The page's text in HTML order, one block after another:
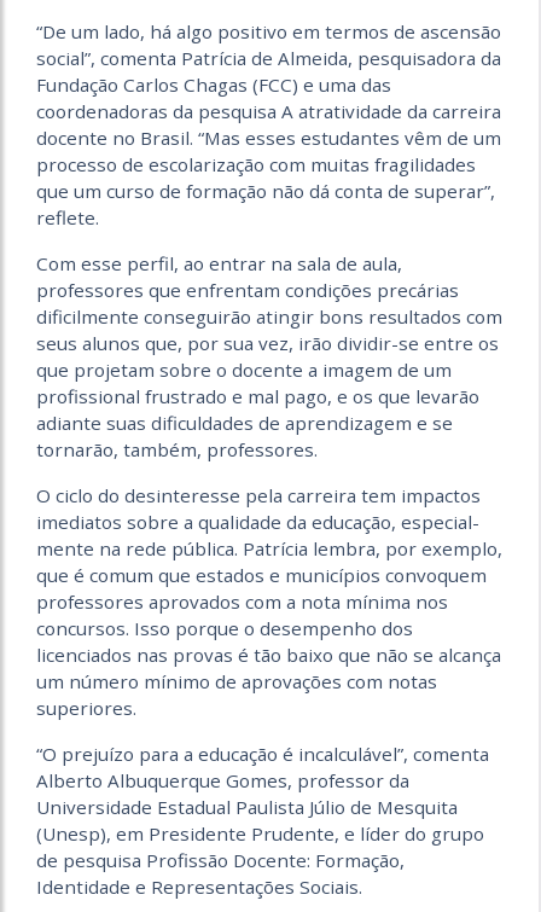
“De um lado, há algo positivo em termos de ascensão
social”, comenta Patrícia de Almeida, pesquisadora da
Fundação Carlos Chagas (FCC) e uma das
coordenadoras da pesquisa A atratividade da carreira
docente no Brasil. “Mas esses estudantes vêm de um
processo de escolarização com muitas fragilidades
que um curso de formação não dá conta de superar”,
reflete.
Com esse perfil, ao entrar na sala de aula,
professores que enfrentam condições precárias
dificilmente conseguirão atingir bons resultados com
seus alunos que, por sua vez, irão dividir-se entre os
que projetam sobre o docente a imagem de um
profissional frustrado e mal pago, e os que levarão
adiante suas dificuldades de aprendizagem e se
tornarão, também, professores.
O ciclo do desinteresse pela carreira tem impactos
imediatos sobre a qualidade da educação, especial­
mente na rede pública. Patrícia lembra, por exemplo,
que é comum que estados e municípios convoquem
professores aprovados com a nota mínima nos
concursos. Isso porque o desempenho dos
licenciados nas provas é tão baixo que não se alcança
um número mínimo de aprovações com notas
superiores.
“O prejuízo para a educação é incalculável”, comenta
Alberto Albuquerque Gomes, professor da
Universidade Estadual Paulista Júlio de Mesquita
(Unesp), em Presidente Prudente, e líder do grupo
de pesquisa Profissão Docente: Formação,
Identidade e Representações Sociais.